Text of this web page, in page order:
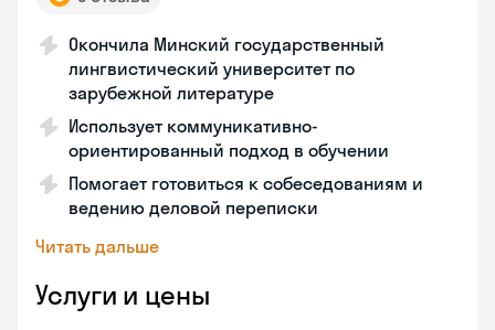
Окончила Минский государственный
лингвистический университет по
зарубежной литературе
Использует коммуникативно-
ориентированный подход в обучении
Помогает готовиться к собеседованиям и
ведению деловой переписки
Читать дальше
Услуги и цены